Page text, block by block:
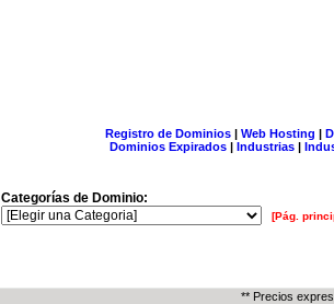
Registro de Dominios| Web Hosting |
Dominios Expirados | Industrias |
Categorías de Dominio:
[Pág.
** Precios